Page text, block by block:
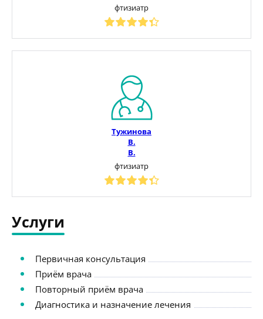
фтизиатр
Тужинова
В.
В.
фтизиатр
Услуги
Первичная консультация
Приём врача
Повторный приём врача
Диагностика и назначение лечения